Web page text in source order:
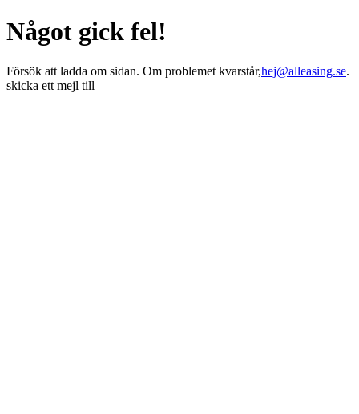
Något gick fel!
Försök att ladda om sidan. Om problemet kvarstår,hej@alleasing.se.
skicka ett mejl till